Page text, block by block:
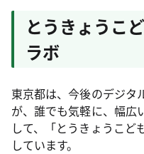
とうきょうこ
ラボ
東京都は、今後のデジタ
が、誰でも気軽に、幅広
して、「とうきょうこど
しています。